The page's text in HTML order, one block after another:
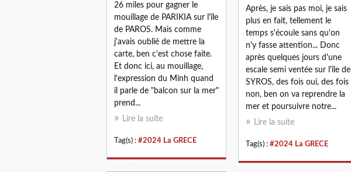
26 miles pour gagner le
mouillage de PARIKIA sur l'île
de PAROS. Mais comme
j'avais oublié de mettre la
carte, ben c'est chose faite.
Et donc ici, au mouillage,
l'expression du Minh quand
il parle de "balcon sur la mer"
prend...
Lire la suite
Tag(s) : #2024 La GRECE
Après, je sais pas moi, je sais
plus en fait, tellement le
temps s'écoule sans qu'on
n'y fasse attention... Donc
après quelques jours d'une
escale semi ventée sur l'île de
SYROS, des fois oui, des fois
non, ben on va reprendre la
mer et poursuivre notre...
Lire la suite
Tag(s) : #2024 La GRECE